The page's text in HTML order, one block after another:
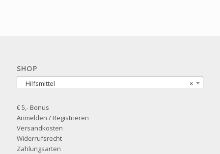
SHOP
×
Hilfsmittel
€ 5,- Bonus
Anmelden / Registrieren
Versandkosten
Widerrufsrecht
Zahlungsarten